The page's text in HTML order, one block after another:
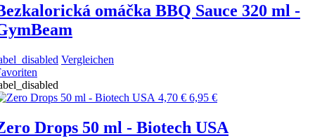
omáčka BBQ Sauce 320 ml -
Vergleichen
4,70 € 6,95 €
Drops 50 ml - Biotech USA